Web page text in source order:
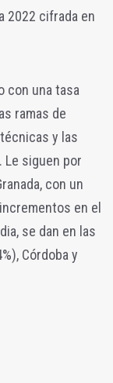
2022 cifrada en
con una tasa
ramas de
y las
siguen por
con un
en el
se dan en las
Córdoba y